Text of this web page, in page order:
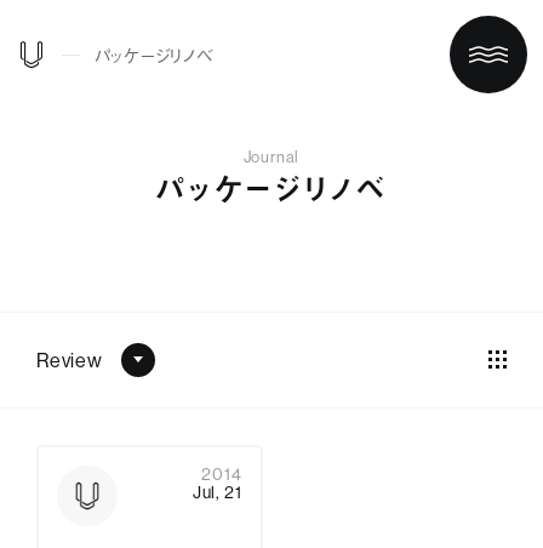
パッケージリノベ
Journal
パッケージリノベ
Review
2014
Jul, 21
買う/借りる
リノベする